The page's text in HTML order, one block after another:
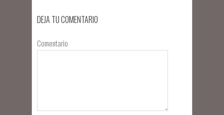
DEJA TU COMENTARIO
Comentario